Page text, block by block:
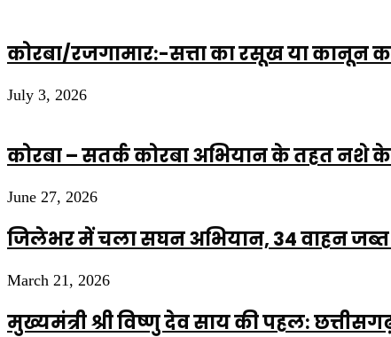
कोरबा/रजगामार:-सत्ता का रसूख या कानून
July 3, 2026
कोरबा – सतर्क कोरबा अभियान के तहत नशे
June 27, 2026
जिलेभर में चला सघन अभियान, 34 वाहन जब्त
March 21, 2026
मुख्यमंत्री श्री विष्णु देव साय की पहल: